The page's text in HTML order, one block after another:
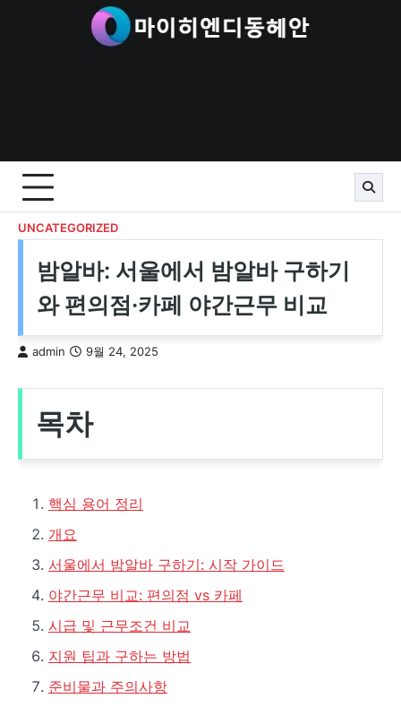
UNCATEGORIZED
밤알바: 서울에서 밤알바 구하기
와 편의점·카페 야간근무 비교
admin 9월 24, 2025
목차
핵심 용어 정리
개요
서울에서 밤알바 구하기: 시작 가이드
야간근무 비교: 편의점 vs 카페
시급 및 근무조건 비교
지원 팁과 구하는 방법
준비물과 주의사항